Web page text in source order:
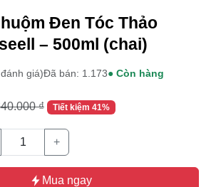
hàng
Đen Tóc Thảo
– 500ml (chai)
giá)Đã bán: 1.173● Còn hàng
₫ Tiết kiệm 41%
+
Mua ngay